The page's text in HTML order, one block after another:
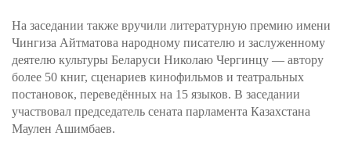
На заседании также вручили литературную премию имени
Чингиза Айтматова народному писателю и заслуженному
деятелю культуры Беларуси Николаю Чергинцу — автору
более 50 книг, сценариев кинофильмов и театральных
постановок, переведённых на 15 языков. В заседании
участвовал председатель сената парламента Казахстана
Маулен Ашимбаев.